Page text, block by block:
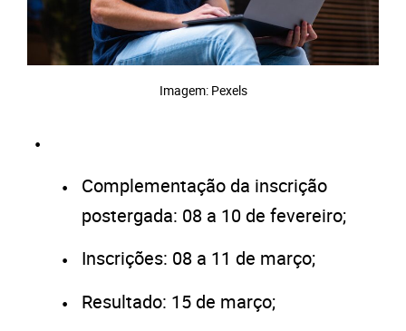
Imagem: Pexels
Complementação da inscrição
postergada: 08 a 10 de fevereiro;
Inscrições: 08 a 11 de março;
Resultado: 15 de março;